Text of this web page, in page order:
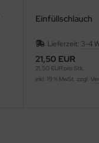
Einfüllschlauch
Lieferzeit: 3-4
21,50 EUR
21,50 EUR pro Stk.
inkl. 19 % MwSt. zzgl.